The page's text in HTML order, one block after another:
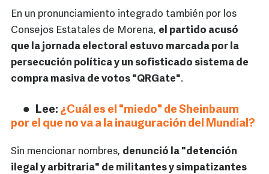
En un pronunciamiento integrado también por los
Consejos Estatales de Morena, el partido acusó
que la jornada electoral estuvo marcada por la
persecución política y un sofisticado sistema de
compra masiva de votos "QRGate".
Lee: ¿Cuál es el "miedo" de Sheinbaum
por el que no va a la inauguración del Mundial?
Sin mencionar nombres, denunció la "detención
ilegal y arbitraria" de militantes y simpatizantes